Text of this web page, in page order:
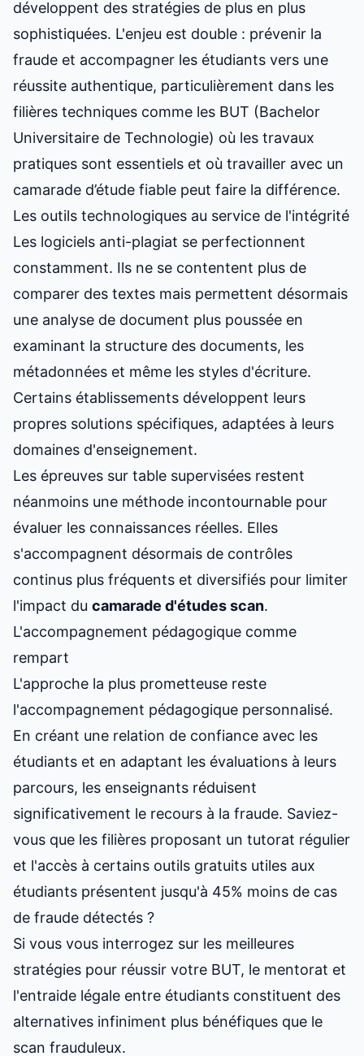
développent des stratégies de plus en plus
sophistiquées. L'enjeu est double : prévenir la
fraude et accompagner les étudiants vers une
réussite authentique, particulièrement dans les
filières techniques comme les BUT (Bachelor
Universitaire de Technologie) où les travaux
pratiques sont essentiels et où travailler avec un
camarade d’étude fiable peut faire la différence.
Les outils technologiques au service de l'intégrité
Les logiciels anti-plagiat se perfectionnent
constamment. Ils ne se contentent plus de
comparer des textes mais permettent désormais
une analyse de document plus poussée en
examinant la structure des documents, les
métadonnées et même les styles d'écriture.
Certains établissements développent leurs
propres solutions spécifiques, adaptées à leurs
domaines d'enseignement.
Les épreuves sur table supervisées restent
néanmoins une méthode incontournable pour
évaluer les connaissances réelles. Elles
s'accompagnent désormais de contrôles
continus plus fréquents et diversifiés pour limiter
l'impact du camarade d'études scan.
L'accompagnement pédagogique comme
rempart
L'approche la plus prometteuse reste
l'accompagnement pédagogique personnalisé.
En créant une relation de confiance avec les
étudiants et en adaptant les évaluations à leurs
parcours, les enseignants réduisent
significativement le recours à la fraude. Saviez-
vous que les filières proposant un tutorat régulier
et l'accès à certains outils gratuits utiles aux
étudiants présentent jusqu'à 45% moins de cas
de fraude détectés ?
Si vous vous interrogez sur les meilleures
stratégies pour réussir votre BUT, le mentorat et
l'entraide légale entre étudiants constituent des
alternatives infiniment plus bénéfiques que le
scan frauduleux.